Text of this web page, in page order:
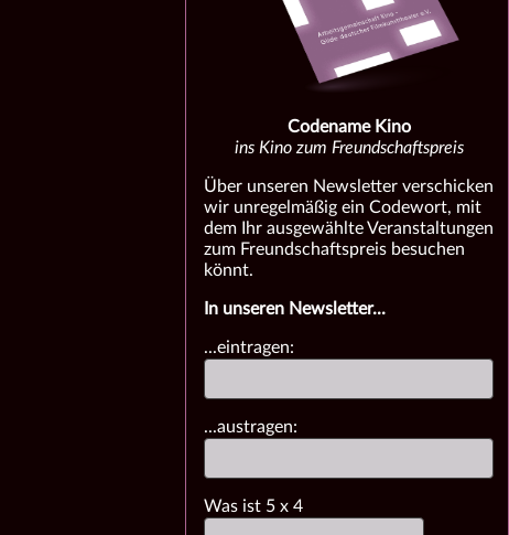
Codename Kino
ins Kino zum Freundschaftspreis
Über unseren Newsletter verschicken
wir unregelmäßig ein Codewort, mit
dem Ihr ausgewählte Veranstaltungen
zum Freundschaftspreis besuchen
könnt.
In unseren Newsletter...
...eintragen:
...austragen:
Was ist 5 x 4